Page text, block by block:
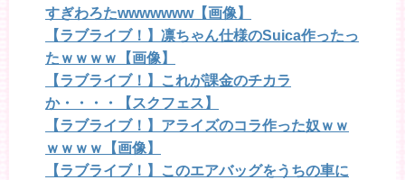
すぎわろたwwwwwww【画像】
【ラブライブ！】凛ちゃん仕様のSuica作ったっ
たｗｗｗｗ【画像】
【ラブライブ！】これが課金のチカラ
か・・・・【スクフェス】
【ラブライブ！】アライズのコラ作った奴ｗｗ
ｗｗｗｗ【画像】
【ラブライブ！】このエアバッグをうちの車に